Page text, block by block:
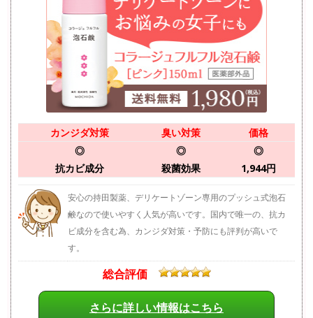
カンジダ対策 臭い対策
価格
◎
抗カビ成分
◎
殺菌効果
◎
1,944円
安心の持田製薬、デリケートゾーン専用のプッシュ式泡石
鹸なので使いやすく人気が高いです。国内で唯一の、抗カ
ビ成分を含む為、カンジダ対策・予防にも評判が高いで
す。
総合評価
さらに詳しい情報はこちら